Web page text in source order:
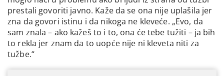
prestali govoriti javno. Kaže da se ona nije uplašila jer
zna da govori istinu i da nikoga ne kleveće. „Evo, da
sam znala – ako kažeš to i to, ona će tebe tužiti – ja bih
to rekla jer znam da to uopće nije ni kleveta niti za
tužbe.“